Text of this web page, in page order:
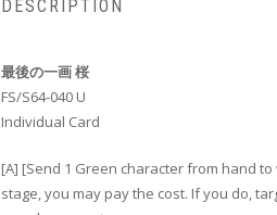
DESCRIPTION
最後の一画 桜
FS/S64-040 U
Individual Card
[A] [Send 1 Green character from hand
stage, you may pay the cost. If you do,